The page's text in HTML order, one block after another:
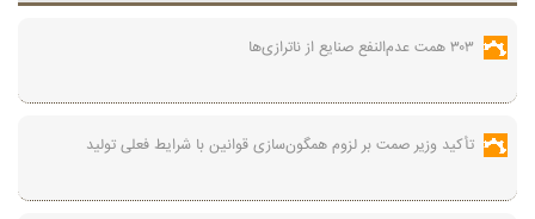
۳۰۳ همت عدم‌النفع صنایع از ناترازی‌ها
تأکید وزیر صمت بر لزوم همگون‌سازی قوانین با شرایط فعلی تولید